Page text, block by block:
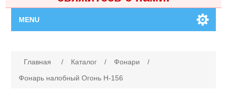
MENU
Каталог
Главная / Каталог / Фонари
/
Фонарь налобный Огонь H-156